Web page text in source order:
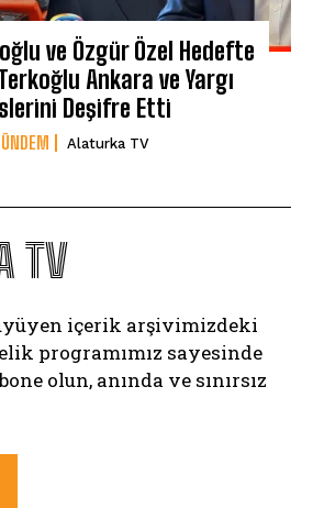
ve Özgür Özel Hedefte
Ankara ve Yargı
Deşifre Etti
Alaturka TV
TV
içerik arşivimizdeki
programımız sayesinde
olun, anında ve sınırsız